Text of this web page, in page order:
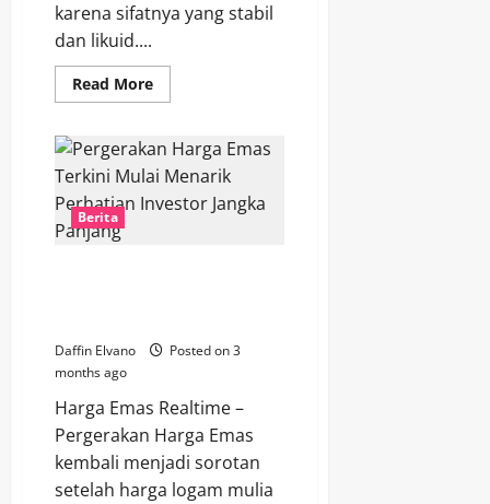
karena sifatnya yang stabil
dan likuid....
Read MoreRead
more
Emas:
Berita
Terbaru
Tips
Berita
Daffin Elvano
Posted on 3
months ago
Harga Emas Realtime –
Pergerakan Harga Emas
kembali menjadi sorotan
setelah harga logam mulia